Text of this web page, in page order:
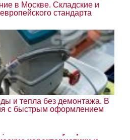
в Москве. Складские и
стандарта
и тепла без демонтажа. В
с быстрым оформлением